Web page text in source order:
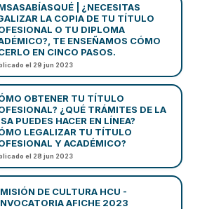
| ¿NECESITAS
LA COPIA DE TU TÍTULO
O TU DIPLOMA
TE ENSEÑAMOS CÓMO
EN CINCO PASOS.
el 29 jun 2023
OBTENER TU TÍTULO
¿QUÉ TRÁMITES DE LA
PUEDES HACER EN LÍNEA?
LEGALIZAR TU TÍTULO
Y ACADÉMICO?
el 28 jun 2023
DE CULTURA HCU -
AFICHE 2023